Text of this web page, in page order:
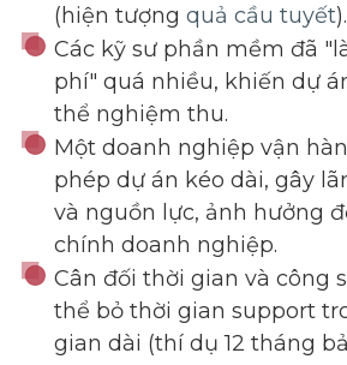
(hiện tượng quả cầu tuyết).
Các kỹ sư phần mềm đã
phí" quá nhiều, khiến dự
thể nghiệm thu.
Một doanh nghiệp vận
phép dự án kéo dài, gây
và nguồn lực, ảnh hưởng
chính doanh nghiệp.
Cân đối thời gian và công
thể bỏ thời gian support
gian dài (thí dụ 12 tháng
Dimensions
--
Impressions